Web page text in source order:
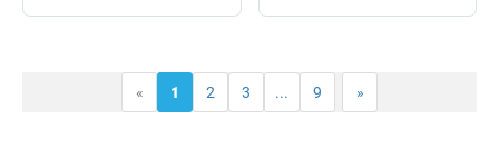
« 1 2 3 ... 9 »